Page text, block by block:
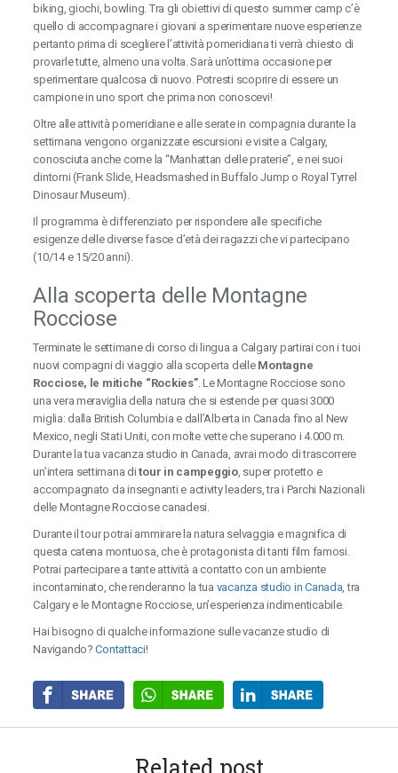
biking, giochi, bowling. Tra gli obiettivi di questo summer camp c’è
quello di accompagnare i giovani a sperimentare nuove esperienze
pertanto prima di scegliere l’attività pomeridiana ti verrà chiesto di
provarle tutte, almeno una volta. Sarà un’ottima occasione per
sperimentare qualcosa di nuovo. Potresti scoprire di essere un
campione in uno sport che prima non conoscevi!
Oltre alle attività pomeridiane e alle serate in compagnia durante la
settimana vengono organizzate escursioni e visite a Calgary,
conosciuta anche come la “Manhattan delle praterie”, e nei suoi
dintorni (Frank Slide, Headsmashed in Buffalo Jump o Royal Tyrrel
Dinosaur Museum).
Il programma è differenziato per rispondere alle specifiche
esigenze delle diverse fasce d’età dei ragazzi che vi partecipano
(10/14 e 15/20 anni).
Alla scoperta delle Montagne
Rocciose
Terminate le settimane di corso di lingua a Calgary partirai con i tuoi
nuovi compagni di viaggio alla scoperta delle Montagne
Rocciose, le mitiche “Rockies”. Le Montagne Rocciose sono
una vera meraviglia della natura che si estende per quasi 3000
miglia: dalla British Columbia e dall’Alberta in Canada fino al New
Mexico, negli Stati Uniti, con molte vette che superano i 4.000 m.
Durante la tua vacanza studio in Canada, avrai modo di trascorrere
un’intera settimana di tour in campeggio, super protetto e
accompagnato da insegnanti e activity leaders, tra i Parchi Nazionali
delle Montagne Rocciose canadesi.
Durante il tour potrai ammirare la natura selvaggia e magnifica di
questa catena montuosa, che è protagonista di tanti film famosi.
Potrai partecipare a tante attività a contatto con un ambiente
incontaminato, che renderanno la tua vacanza studio in Canada , tra
Calgary e le Montagne Rocciose, un’esperienza indimenticabile.
Hai bisogno di qualche informazione sulle vacanze studio di
Navigando?Contattaci!
Related post